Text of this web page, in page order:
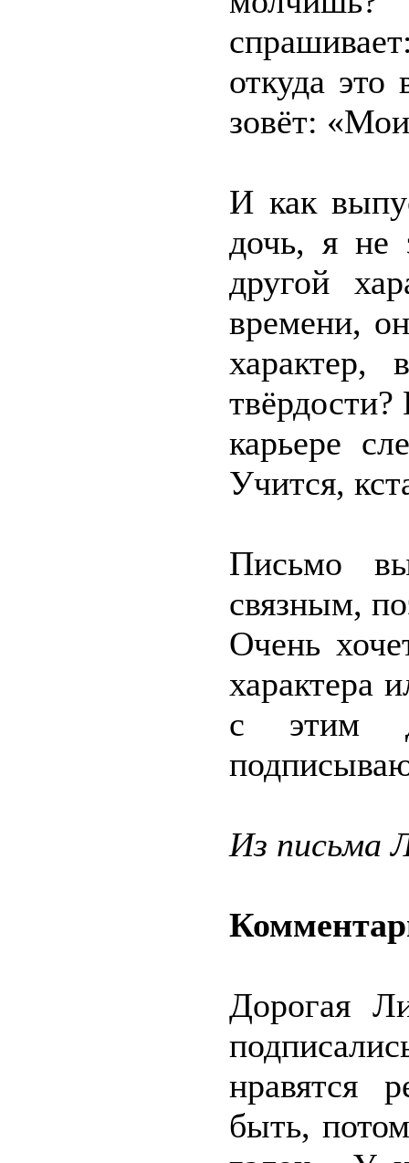
откуда
зовёт:
И как
дочь, я не
другой
времени,
характер,
твёрдости?
карьере
Учится,
Письмо
связным,
Очень
характера
с этим
Из письма
Дорогая
нравятся
быть,